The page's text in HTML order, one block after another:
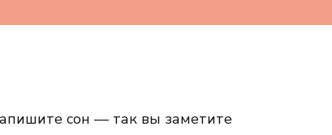
сон — так вы заметите